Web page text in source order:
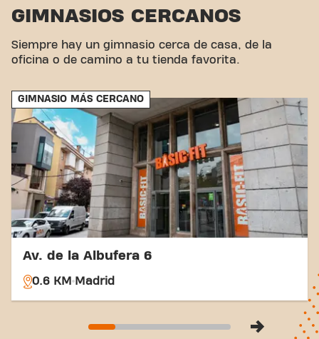
y relajarse. Con su fácil acceso, el gimnasio es una
visitantes.
GIMNASIOS CERCANOS
Siempre hay un gimnasio cerca de casa, de la
oficina o de camino a tu tienda favorita.
GIMNASIO MÁS CERCANO
Av. de la Albufera 6
0.6 KM Madrid